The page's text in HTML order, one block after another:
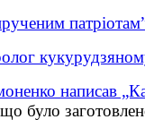
написав
було